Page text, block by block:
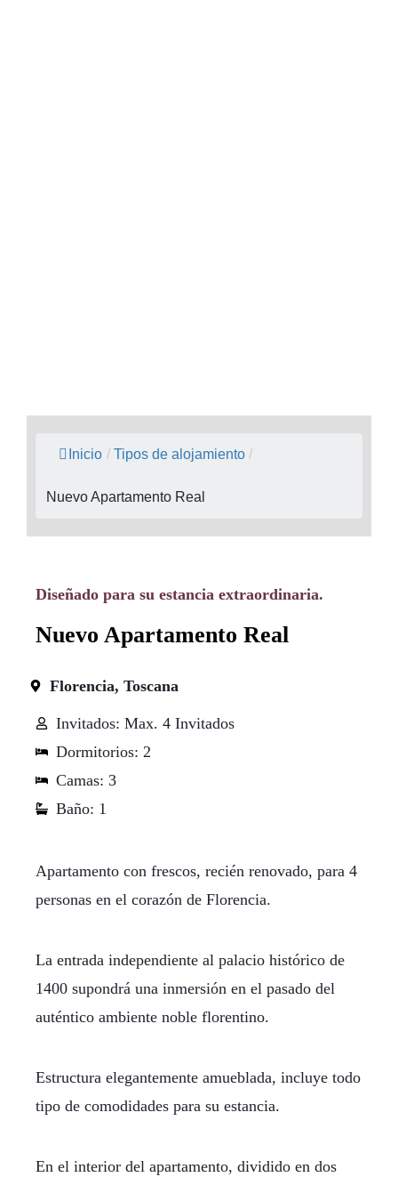
Inicio / Tipos de alojamiento /
Nuevo Apartamento Real
Diseñado para su estancia extraordinaria.
Nuevo Apartamento Real
Florencia, Toscana
Invitados: Max. 4 Invitados
Dormitorios: 2
Camas: 3
Baño: 1
Apartamento con frescos, recién renovado, para 4
personas en el corazón de Florencia.
La entrada independiente al palacio histórico de
1400 supondrá una inmersión en el pasado del
auténtico ambiente noble florentino.
Estructura elegantemente amueblada, incluye todo
tipo de comodidades para su estancia.
En el interior del apartamento, dividido en dos